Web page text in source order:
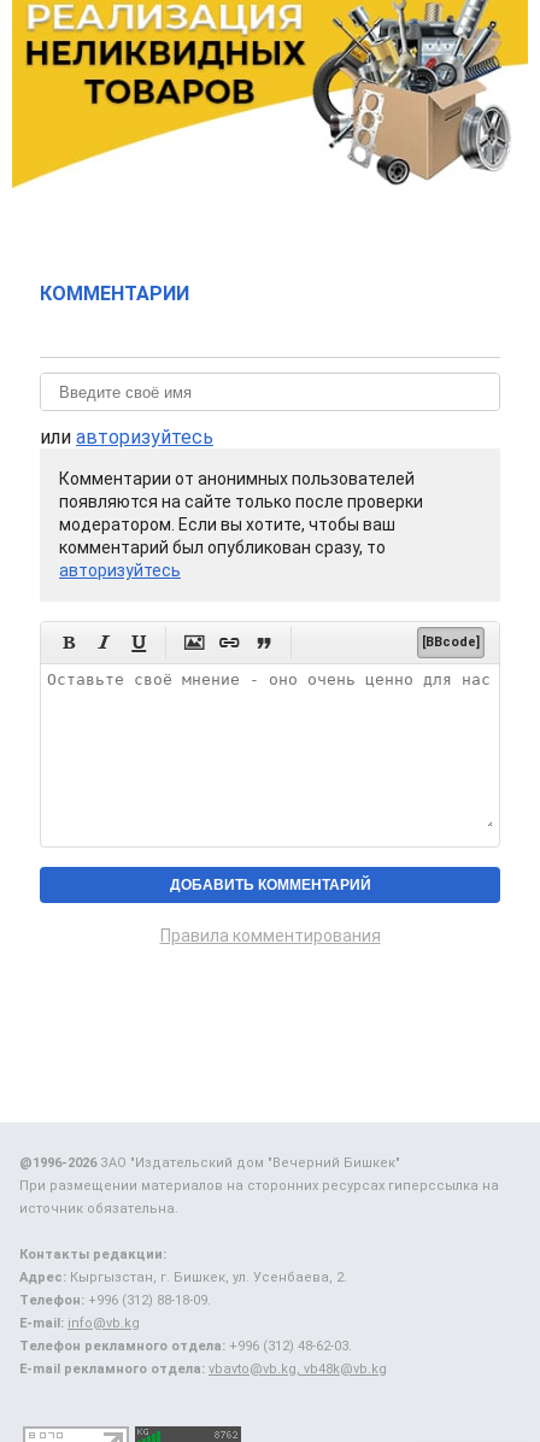
КОММЕНТАРИИ
или авторизуйтесь
Комментарии от анонимных пользователей
появляются на сайте только после проверки
модератором. Если вы хотите, чтобы ваш
комментарий был опубликован сразу, то
авторизуйтесь
      [BBcode]
Правила комментирования
@1996-2026ЗАО "Издательский дом "Вечерний Бишкек"
При размещении материалов на сторонних ресурсах гиперссылка на
источник обязательна.
Контакты редакции:
Адрес: Кыргызстан, г. Бишкек, ул. Усенбаева, 2.
Телефон: +996 (312) 88-18-09.
E-mail: info@vb.kg
Телефон рекламного отдела: +996 (312) 48-62-03.
E-mail рекламного отдела: vbavto@vb.kg, vb48k@vb.kg